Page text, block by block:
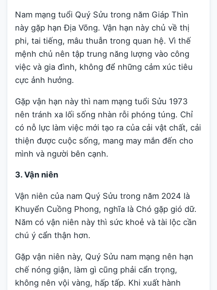
Nam mạng tuổi Quý Sửu trong năm Giáp Thìn
này gặp hạn Địa Võng. Vận hạn này chủ về thị
phi, tai tiếng, mâu thuẫn trong quan hệ. Vì thế
mệnh chủ nên tập trung năng lượng vào công
việc và gia đình, không để những cảm xúc tiêu
cực ảnh hưởng.
Gặp vận hạn này thì nam mạng tuổi Sửu 1973
nên tránh xa lối sống nhàn rỗi phóng túng. Chỉ
có nỗ lực làm việc mới tạo ra của cải vật chất, cải
thiện được cuộc sống, mang may mắn đến cho
mình và người bên cạnh.
3. Vận niên
Vận niên của nam Quý Sửu trong năm 2024 là
Khuyển Cuồng Phong, nghĩa là Chó gặp gió dữ.
Năm có vận niên này thì sức khoẻ và tài lộc cần
chú ý cẩn thận hơn.
Gặp vận niên này, Quý Sửu nam mạng nên hạn
chế nóng giận, làm gì cũng phải cẩn trọng,
không nên vội vàng, hấp tấp. Khi xuất hành